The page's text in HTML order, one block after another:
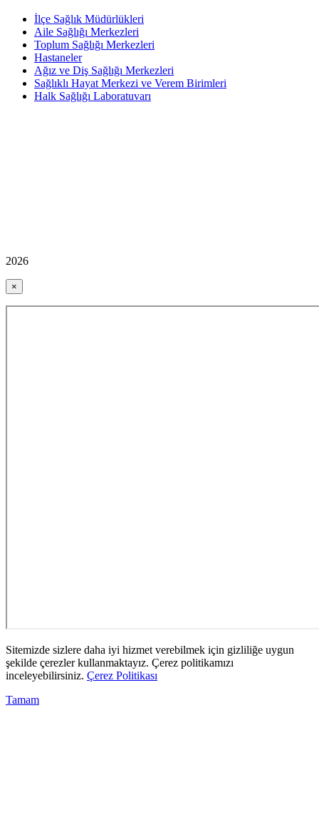
İlçe Sağlık Müdürlükleri
Aile Sağlığı Merkezleri
Toplum Sağlığı Merkezleri
Hastaneler
Ağız ve Diş Sağlığı Merkezleri
Sağlıklı Hayat Merkezi ve Verem Birimleri
Halk Sağlığı Laboratuvarı
2026
×
Sitemizde sizlere daha iyi hizmet verebilmek için gizliliğe uygun
şekilde çerezler kullanmaktayız. Çerez politikamızı
inceleyebilirsiniz. Çerez Politikası
Tamam